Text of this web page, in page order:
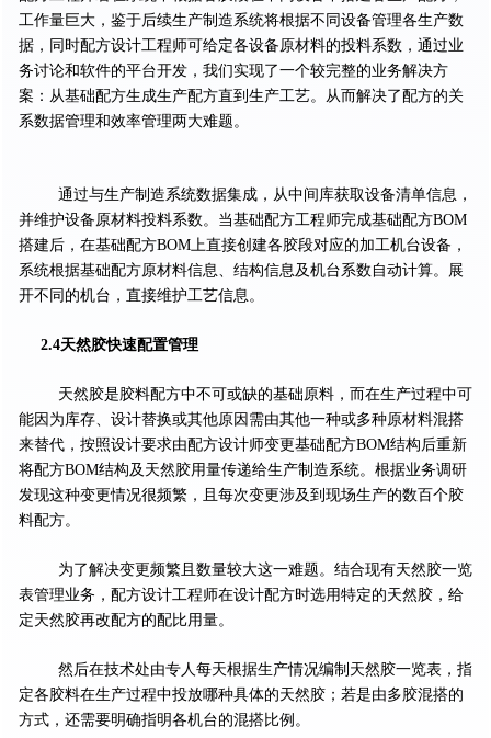
工作量巨大，鉴于后续生产制造系统将根据不同设备管理各生产数
据，同时配方设计工程师可给定各设备原材料的投料系数，通过业
务讨论和软件的平台开发，我们实现了一个较完整的业务解决方
案：从基础配方生成生产配方直到生产工艺。从而解决了配方的关
系数据管理和效率管理两大难题。
通过与生产制造系统数据集成，从中间库获取设备清单信息，
并维护设备原材料投料系数。当基础配方工程师完成基础配方BOM
搭建后，在基础配方BOM上直接创建各胶段对应的加工机台设备，
系统根据基础配方原材料信息、结构信息及机台系数自动计算。展
开不同的机台，直接维护工艺信息。
2.4天然胶快速配置管理
天然胶是胶料配方中不可或缺的基础原料，而在生产过程中可
能因为库存、设计替换或其他原因需由其他一种或多种原材料混搭
来替代，按照设计要求由配方设计师变更基础配方BOM结构后重新
将配方BOM结构及天然胶用量传递给生产制造系统。根据业务调研
发现这种变更情况很频繁，且每次变更涉及到现场生产的数百个胶
料配方。
为了解决变更频繁且数量较大这一难题。结合现有天然胶一览
表管理业务，配方设计工程师在设计配方时选用特定的天然胶，给
定天然胶再改配方的配比用量。
然后在技术处由专人每天根据生产情况编制天然胶一览表，指
定各胶料在生产过程中投放哪种具体的天然胶；若是由多胶混搭的
方式，还需要明确指明各机台的混搭比例。